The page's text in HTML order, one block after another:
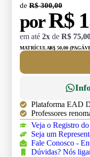
de R$ 300,00
porR$
em até 2x de R$
MATRÍCULA:R$ 50,00
Plataforma EAD
Professores
Veja o Registro
Seja um
Fale Conosco -
Dúvidas? Nós